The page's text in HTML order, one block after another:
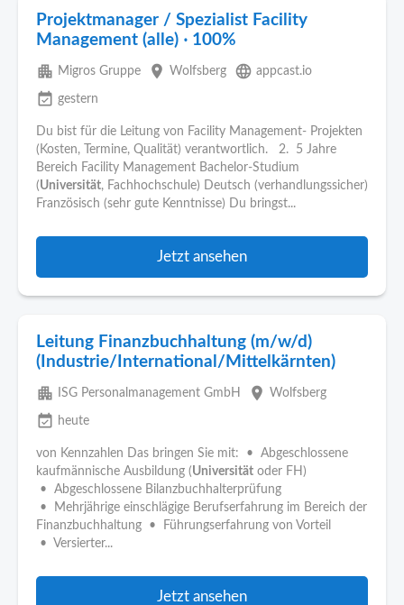
Projektmanager / Spezialist Facility
Management (alle) ‧ 100%
apartment Migros Gruppe place Wolfsberg language appcast.io
event_available gestern
Du bist für die Leitung von Facility Management- Projekten
(Kosten, Termine, Qualität) verantwortlich. 2. 5 Jahre
Bereich Facility Management Bachelor-Studium
(Universität, Fachhochschule) Deutsch (verhandlungssicher)
Französisch (sehr gute Kenntnisse) Du bringst...
Jetzt ansehen
Leitung Finanzbuchhaltung (m/w/d)
(Industrie/International/Mittelkärnten)
apartment ISG Personalmanagement GmbH place Wolfsberg
event_available heute
von Kennzahlen Das bringen Sie mit: • Abgeschlossene
kaufmännische Ausbildung (Universität oder FH)
• Abgeschlossene Bilanzbuchhalterprüfung
• Mehrjährige einschlägige Berufserfahrung im Bereich der
Finanzbuchhaltung • Führungserfahrung von Vorteil
• Versierter...
Jetzt ansehen